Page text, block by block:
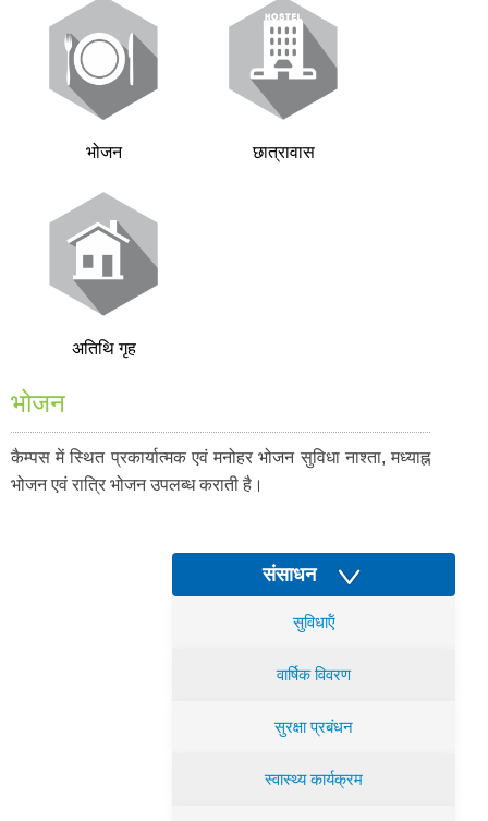
भोजन छात्रावास
अतिथि गृह
भोजन
कैम्पस में स्थित प्रकार्यात्मक एवं मनोहर भोजन सुविधा नाश्ता, मध्याह्न
भोजन एवं रात्रि भोजन उपलब्ध कराती है।
संसाधन
सुविधाऍं
वार्षिक विवरण
सुरक्षा प्रबंधन
स्वास्थ्य कार्यक्रम